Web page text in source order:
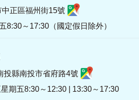
正區福州街15號
8:30～17:30（國定假日除外）
投縣南投市省府路4號
期五8:30～12:30 | 13:30～17:30